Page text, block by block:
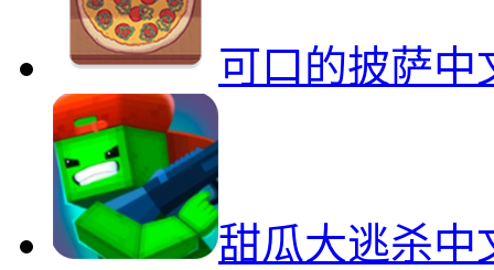
可口的披萨中
甜瓜大逃杀中